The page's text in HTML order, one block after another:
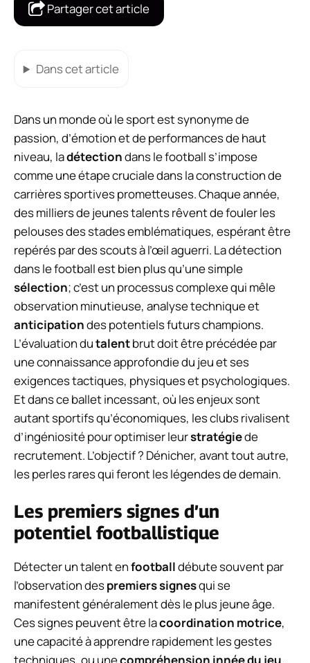
Partager cet article
Dans cet article
Dans un monde où le sport est synonyme de
passion, d’émotion et de performances de haut
niveau, ladétectiondans le football s’impose
comme une étape cruciale dans la construction de
carrières sportives prometteuses. Chaque année,
des milliers de jeunes talents rêvent de fouler les
pelouses des stades emblématiques, espérant être
repérés par des scouts à l’œil aguerri. La détection
dans le football est bien plus qu’une simple
sélection; c’est un processus complexe qui mêle
observation minutieuse, analyse technique et
anticipationdes potentiels futurs champions.
L’évaluation dutalentbrut doit être précédée par
une connaissance approfondie du jeu et ses
exigences tactiques, physiques et psychologiques.
Et dans ce ballet incessant, où les enjeux sont
autant sportifs qu’économiques, les clubs rivalisent
d’ingéniosité pour optimiser leurstratégiede
recrutement. L’objectif ? Dénicher, avant tout autre,
les perles rares qui feront les légendes de demain.
Les premiers signes d’un
potentiel footballistique
Détecter un talent enfootballdébute souvent par
l’observation despremiers signesqui se
manifestent généralement dès le plus jeune âge.
Ces signes peuvent être lacoordination motrice,
une capacité à apprendre rapidement les gestes